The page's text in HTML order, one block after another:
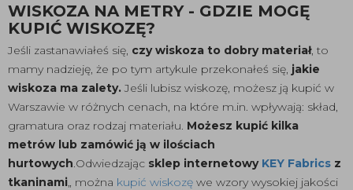
WISKOZA NA METRY - GDZIE MOGĘ
KUPIĆ WISKOZĘ?
Jeśli zastanawiałeś się, czy wiskoza to dobry materiał, to
mamy nadzieję, że po tym artykule przekonałeś się, jakie
wiskoza ma zalety.Jeśli lubisz wiskozę, możesz ją kupić w
Warszawie w różnych cenach, na które m.in. wpływają: skład,
gramatura oraz rodzaj materiału. Możesz kupić kilka
metrów lub zamówić ją w ilościach
hurtowych .Odwiedzając sklep internetowy KEY Fabrics z
tkaninami „ można kupić wiskozę we wzory wysokiej jakości